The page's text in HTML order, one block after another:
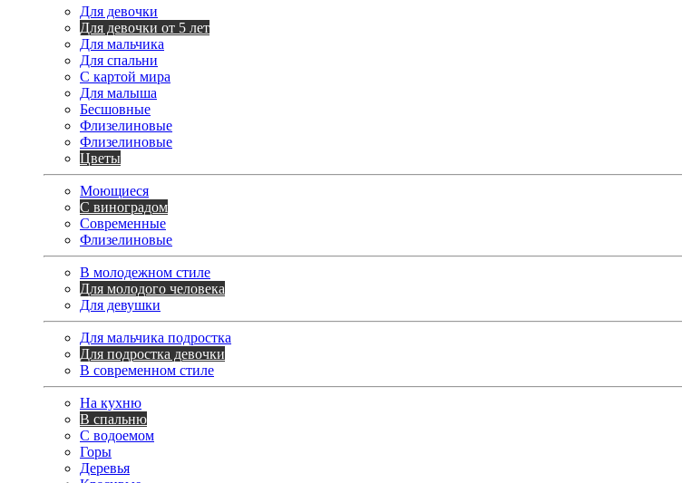
Для девочки
Для девочки от 5 лет
Для мальчика
Для спальни
С картой мира
Для малыша
Бесшовные
Флизелиновые
Флизелиновые
Цветы
Моющиеся
С виноградом
Современные
Флизелиновые
В молодежном стиле
Для молодого человека
Для девушки
Для мальчика подростка
Для подростка девочки
В современном стиле
На кухню
В спальню
С водоемом
Горы
Деревья